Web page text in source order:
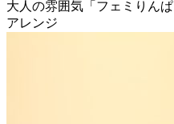
大人の雰囲気「フェミりん
アレンジ